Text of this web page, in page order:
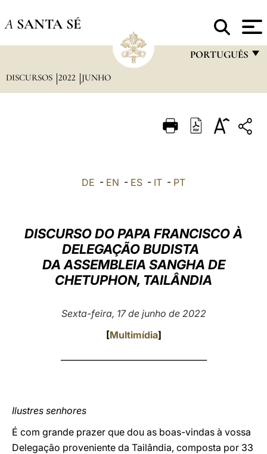
A SANTA SÉ
PORTUGUÊS
ITALIANO
العربيّة
中文
LATINE
DISCURSOS 2022 JUNHO
DE - EN - ES - IT - PT
DISCURSO DO PAPA FRANCISCO À
DELEGAÇÃO BUDISTA
DA ASSEMBLEIA SANGHA DE
CHETUPHON, TAILÂNDIA
Sexta-feira, 17 de junho de 2022
[Multimídia]
Ilustres senhores
É com grande prazer que dou as boas-vindas à vossa
Delegação proveniente da Tailândia, composta por 33